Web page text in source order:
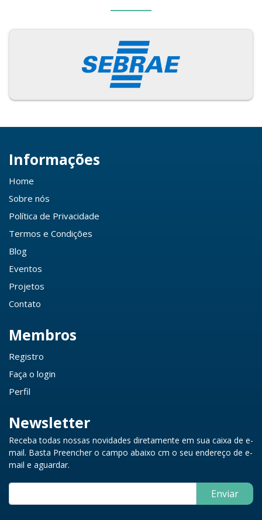
Informações
Home
Sobre nós
Política de Privacidade
Termos e Condições
Blog
Eventos
Projetos
Contato
Membros
Registro
Faça o login
Perfil
Newsletter
Receba todas nossas novidades diretamente em sua caixa de e-
mail. Basta Preencher o campo abaixo cm o seu endereço de e-
mail e aguardar.
Enviar